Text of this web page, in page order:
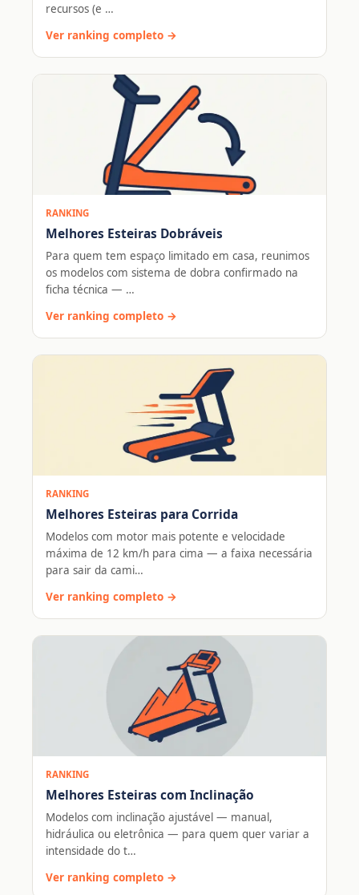
recursos (e …
Ver ranking completo →
RANKING
Melhores Esteiras Dobráveis
Para quem tem espaço limitado em casa, reunimos
os modelos com sistema de dobra confirmado na
ficha técnica — …
Ver ranking completo →
RANKING
Melhores Esteiras para Corrida
Modelos com motor mais potente e velocidade
máxima de 12 km/h para cima — a faixa necessária
para sair da cami…
Ver ranking completo →
RANKING
Melhores Esteiras com Inclinação
Modelos com inclinação ajustável — manual,
hidráulica ou eletrônica — para quem quer variar a
intensidade do t…
Ver ranking completo →